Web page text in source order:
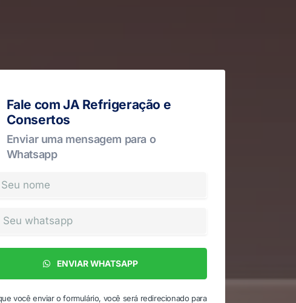
Fale com JA Refrigeração e
Consertos
Enviar uma mensagem para o
Whatsapp
ENVIAR WHATSAPP
você enviar o formulário, você será redirecionado para